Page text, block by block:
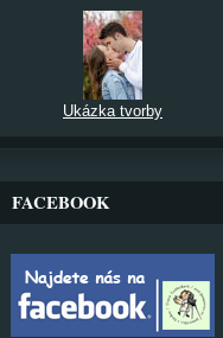
Ukázka tvorby
FACEBOOK